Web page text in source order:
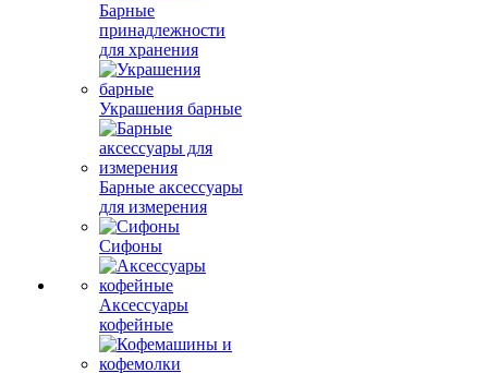
Барные
принадлежности
для хранения
Украшения барные
Барные аксессуары
для измерения
Сифоны
Аксессуары
кофейные